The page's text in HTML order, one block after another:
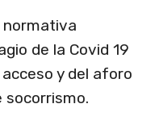
normativa
de la Covid 19
y del aforo
socorrismo.